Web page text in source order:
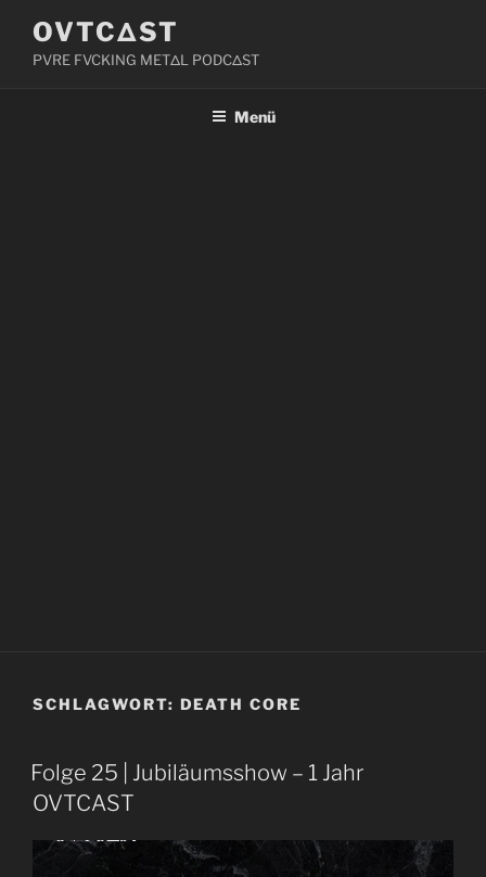
Inhalt
springen
OVTCΔST
PVRE FVCKING METΔL PODCΔST
Menü
SCHLAGWORT: DEATH CORE
Folge 25 | Jubiläumsshow – 1 Jahr
OVTCAST